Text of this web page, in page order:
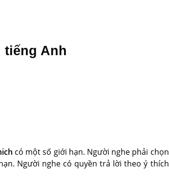
tiếng Anh
có một số giới hạn. Người nghe phải chọn
Người nghe có quyền trả lời theo ý thích